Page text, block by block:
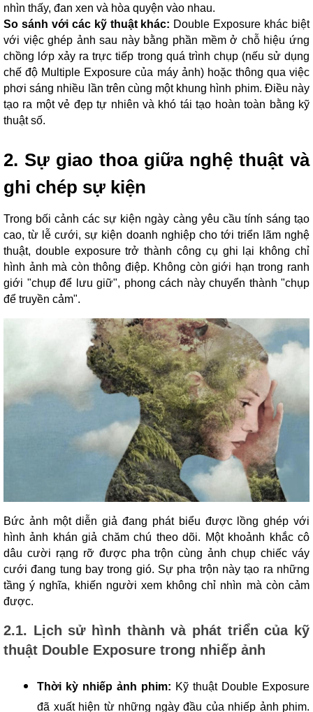
nhìn thấy, đan xen và hòa quyện vào nhau.
So sánh với các kỹ thuật khác: Double Exposure khác biệt
với việc ghép ảnh sau này bằng phần mềm ở chỗ hiệu ứng
chồng lớp xảy ra trực tiếp trong quá trình chụp (nếu sử dụng
chế độ Multiple Exposure của máy ảnh) hoặc thông qua việc
phơi sáng nhiều lần trên cùng một khung hình phim. Điều này
tạo ra một vẻ đẹp tự nhiên và khó tái tạo hoàn toàn bằng kỹ
thuật số.
2. Sự giao thoa giữa nghệ thuật và
ghi chép sự kiện
Trong bối cảnh các sự kiện ngày càng yêu cầu tính sáng tạo
cao, từ lễ cưới, sự kiện doanh nghiệp cho tới triển lãm nghệ
thuật, double exposure trở thành công cụ ghi lại không chỉ
hình ảnh mà còn thông điệp. Không còn giới hạn trong ranh
giới "chụp để lưu giữ", phong cách này chuyển thành "chụp
để truyền cảm".
Bức ảnh một diễn giả đang phát biểu được lồng ghép với
hình ảnh khán giả chăm chú theo dõi. Một khoảnh khắc cô
dâu cười rạng rỡ được pha trộn cùng ảnh chụp chiếc váy
cưới đang tung bay trong gió. Sự pha trộn này tạo ra những
tầng ý nghĩa, khiến người xem không chỉ nhìn mà còn cảm
được.
2.1. Lịch sử hình thành và phát triển của kỹ
thuật Double Exposure trong nhiếp ảnh
Thời kỳ nhiếp ảnh phim: Kỹ thuật Double Exposure
đã xuất hiện từ những ngày đầu của nhiếp ảnh phim.